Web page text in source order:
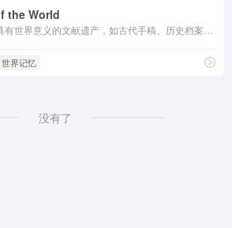
the World
界记忆
没有了